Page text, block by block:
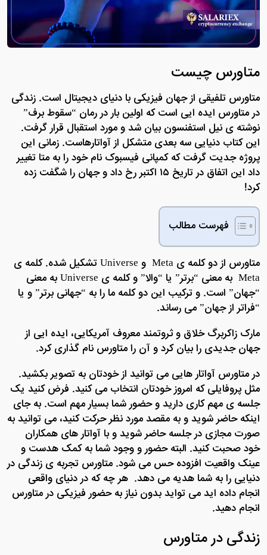
متاورس چیست
متاورس تلفیقی از جهان فیزیکی با دنیای دیجیتال است. زندگی
در متاورس ایده ایی است که اولین بار در رمان “سقوط برف”
نوشته ی نیل استفنسون بیان شد و مورد استقبال قرار گرفت.
این کتاب دنیایی سه بعدی متشکل از آواتارهاست. زمانی این
پروژه جدیت گرفت که کمپانی فیسبوک نام خود را به متا تغییر
داد این اتفاق در تاریخ ۱۵ اکتبر رخ داد و جهان را شگفت زده
کرد!
فهرست مطالب
متاورس از دو کلمه ی Meta و Universe تشکیل شده. کلمه ی
Meta به معنی “برتر” یا “والا” و کلمه ی Universe به معنی
“جهان” است. و ترکیب این دو کلمه ما را به “جهانی برتر” و یا
“فراتر از جهان” می رساند.
مارک زاکربرگ خلاق و ثروتمند معروف آمریکایی، ایده ایی از
جهان جدیدی را بیان کرد و آن را متاورس نام گذاری کرد.
در متاورس آواتار هایی می توانید از خودتان به تصویر بکشید.
مثل پروفایلی که امروز خودتان انتخاب می کنید. فرض کنید یک
جلسه ی مهم کاری دارید و حضور شما بسیار مهم است. به جای
اینکه حاضر شوید و به مقصد مورد نظر حرکت کنید، می توانید به
صورت مجازی در جلسه حاضر شوید و با آواتار های همکاران
خود صحبت کنید. البته حضور و وجود شما به کمک هدست و
عینک واقعیت افزوده حس می شود. متاورس تجربه ی زندگی در
دنیایی را به شما هدیه می دهد. هر چه که در دنیای واقعی
انجام داده اید می تواید بدون نیاز به حضور فیزیکی در متاورس
انجام دهید.
زندگی در متاورس